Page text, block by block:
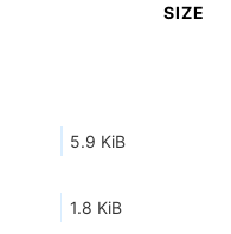
SIZE
5.9 KiB
1.8 KiB